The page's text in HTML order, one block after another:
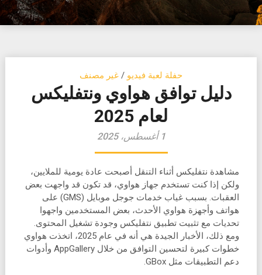
حفلة لعبة فيديو / غير مصنف
دليل توافق هواوي ونتفليكس
لعام 2025
1 أغسطس، 2025
مشاهدة نتفليكس أثناء التنقل أصبحت عادة يومية للملايين،
ولكن إذا كنت تستخدم جهاز هواوي، قد تكون قد واجهت بعض
العقبات. بسبب غياب خدمات جوجل موبايل (GMS) على
هواتف وأجهزة هواوي الأحدث، بعض المستخدمين واجهوا
تحديات مع تثبيت تطبيق نتفليكس وجودة تشغيل المحتوى.
ومع ذلك، الأخبار الجيدة هي أنه في عام 2025، اتخذت هواوي
خطوات كبيرة لتحسين التوافق من خلال AppGallery وأدوات
دعم التطبيقات مثل GBox.